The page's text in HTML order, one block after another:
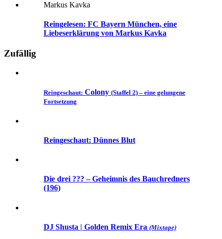
Reingelesen: FC Bayern München, eine
Liebeserklärung von Markus Kavka
Zufällig
Reingeschaut: Colony (Staffel 2) – eine gelungene
Fortsetzung
Reingeschaut: Dünnes Blut
Die drei ??? – Geheimnis des Bauchredners
(196)
DJ Shusta | Golden Remix Era (Mixtape)